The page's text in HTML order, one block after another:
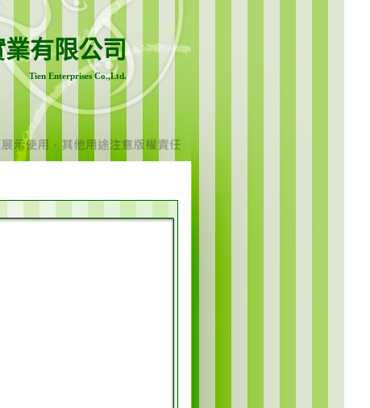
有限公司
Tien Enterprises Co.,Ltd.